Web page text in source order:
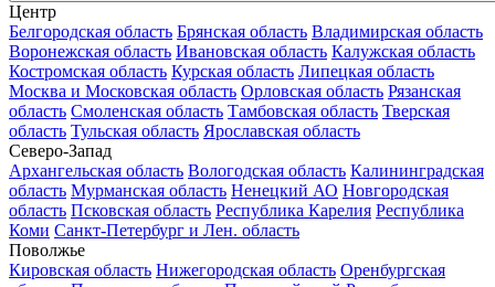
Центр
Белгородская область Брянская область Владимирская область
Воронежская область Ивановская область Калужская область
Костромская область Курская область Липецкая область
Москва и Московская область Орловская область Рязанская
область Смоленская область Тамбовская область Тверская
область Тульская область Ярославская область
Северо-Запад
Архангельская область Вологодская область Калининградская
область Мурманская область Ненецкий АО Новгородская
область Псковская область Республика Карелия Республика
Коми Санкт-Петербург и Лен. область
Поволжье
Кировская область Нижегородская область Оренбургская